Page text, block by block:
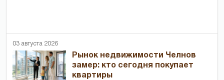
03 августа 2026
Рынок недвижимости Челнов
замер: кто сегодня покупает
квартиры